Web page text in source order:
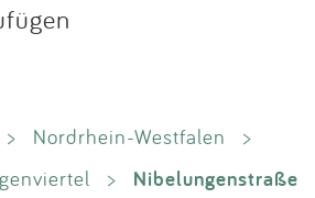
> Nordrhein-Westfalen
>
> Nibelungenstraße